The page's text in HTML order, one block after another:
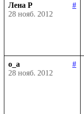
Лена Р
#
28 нояб. 2012
o_a
#
28 нояб. 2012